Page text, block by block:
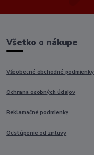
Všetko o nákupe
Všeobecné obchodné podmienky
Ochrana osobných údajov
Reklamačné podmienky
Odstúpenie od zmluvy